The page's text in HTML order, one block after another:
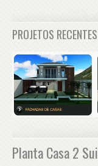
PROJETOS RECENTES
Planta Casa 2